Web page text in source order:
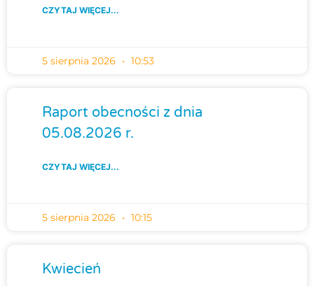
CZYTAJ WIĘCEJ...
5 sierpnia 2026 10:53
Raport obecności z dnia
05.08.2026 r.
CZYTAJ WIĘCEJ...
5 sierpnia 2026 10:15
Kwiecień